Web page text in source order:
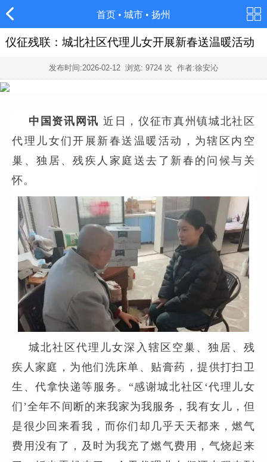
首页 • 城市 • 扬州
仪征残联：城北社区代理儿女开展新春送温暖活动
发布时间:2026-02-12 浏览: 9724 次 作者:徐安沁
中国资讯网讯 近日，仪征市真州镇城北社区
代理儿女们开展新春送温暖活动，为辖区内空
巢、独居、残疾人家庭 送去了新春的问候与关
怀。
城北社区代理儿女深入辖区空巢、独居、残
疾人家庭，为他们洗床单、贴膏药，提供打扫卫
生、代拿快递等服务。 “感谢城北社区 ‘代理儿女
们’全年不间断的来我家为我服务，我有女儿，但
是很少回来看我，而你们却几乎天天都来，燃气
费用没有了，及时为我充了燃气费用，气烧起来